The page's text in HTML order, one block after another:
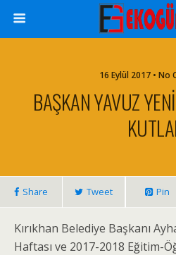
16 Eylül 2017 • No
BAŞKAN YAVUZ
Share Tweet Pin
Kırıkhan Belediye Başkanı
Haftası ve 2017-2018 Eğitim-